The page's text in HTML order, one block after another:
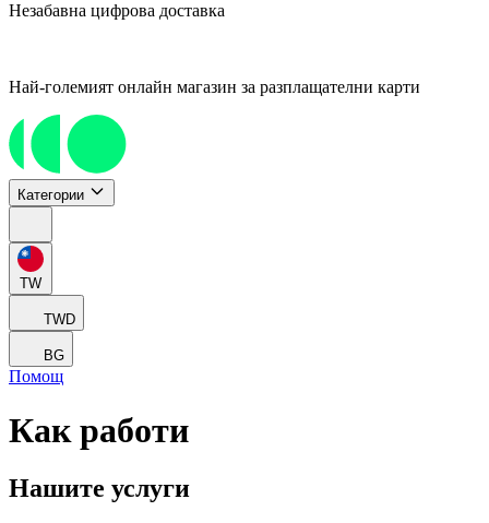
Незабавна цифрова доставка
Най-големият онлайн магазин за разплащателни карти
Категории
TW
TWD
BG
Помощ
Как работи
Нашите услуги